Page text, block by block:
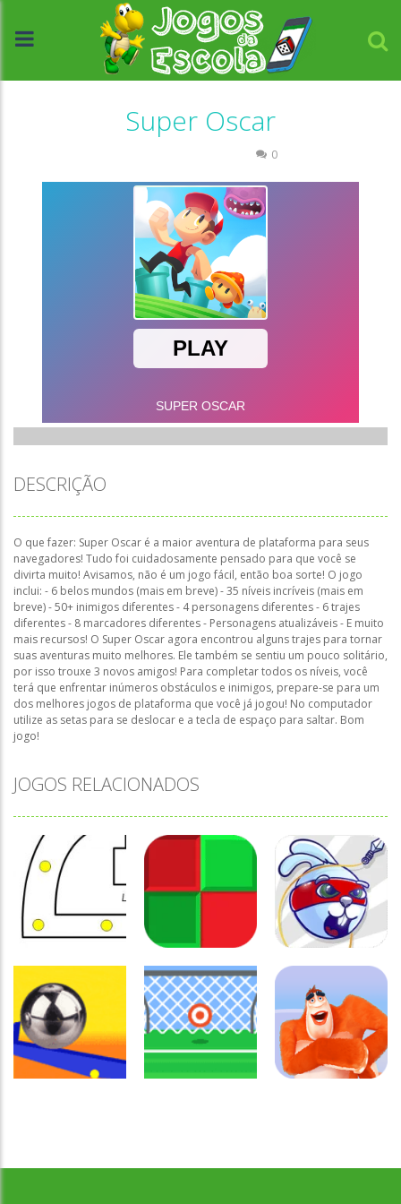
Super Oscar
0
DESCRIÇÃO
O que fazer: Super Oscar é a maior aventura de plataforma para seus
navegadores! Tudo foi cuidadosamente pensado para que você se
divirta muito! Avisamos, não é um jogo fácil, então boa sorte! O jogo
inclui: - 6 belos mundos (mais em breve) - 35 níveis incríveis (mais em
breve) - 50+ inimigos diferentes - 4 personagens diferentes - 6 trajes
diferentes - 8 marcadores diferentes - Personagens atualizáveis - E muito
mais recursos! O Super Oscar agora encontrou alguns trajes para tornar
suas aventuras muito melhores. Ele também se sentiu um pouco solitário,
por isso trouxe 3 novos amigos! Para completar todos os níveis, você
terá que enfrentar inúmeros obstáculos e inimigos, prepare-se para um
dos melhores jogos de plataforma que você já jogou! No computador
utilize as setas para se deslocar e a tecla de espaço para saltar. Bom
jogo!
JOGOS RELACIONADOS
Coordenação
Motora
Labirinto do
Mouse
Coordenação
Motora
Não toque no
vermelho
Coordenação
Motora
Rabbit
Samurai
Challenge
Chute no alvo Yeti Sensation